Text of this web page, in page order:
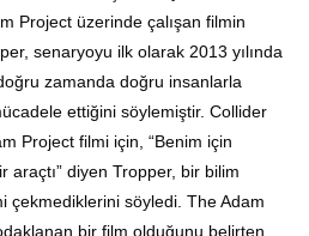
Project üzerinde çalışan filmin
senaryoyu ilk olarak 2013 yılında
zamanda doğru insanlarla
ettiğini söylemiştir. Collider
Project filmi için, “Benim için
araçtı” diyen Tropper, bir bilim
çekmediklerini söyledi. The Adam
bir film olduğunu belirten